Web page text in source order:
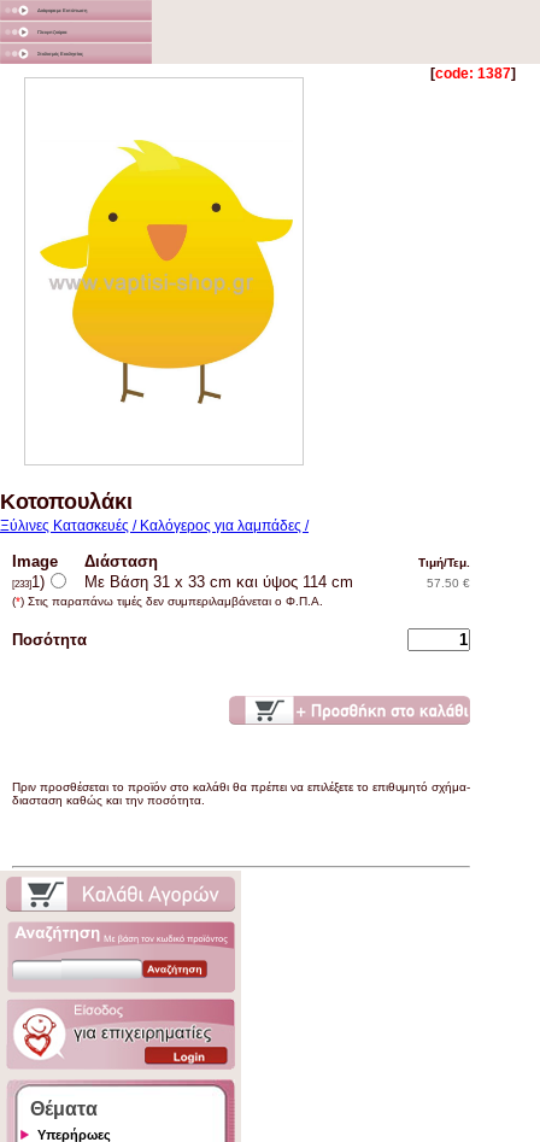
Διάφορα με Εκτύπωση
Γλειφιτζούρια
Στολισμός Εκκλησίας
[code: 1387]
Κοτοπουλάκι
Ξύλινες Κατασκευές / Καλόγερος για λαμπάδες /
Image Διάσταση Τιμή/Τεμ.
[233] 1) Με Βάση 31 x 33 cm και ύψος 114 cm
57.50 €
(*) Στις παραπάνω τιμές δεν συμπεριλαμβάνεται ο Φ.Π.Α.
Ποσότητα
Πριν προσθέσεται το προϊόν στο καλάθι θα πρέπει να επιλέξετε το επιθυμητό σχήμα-
διασταση καθώς και την ποσότητα.
Θέματα
Υπερήρωες